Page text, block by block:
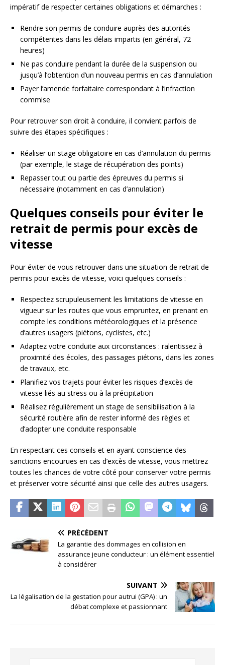
impératif de respecter certaines obligations et démarches :
Rendre son permis de conduire auprès des autorités
compétentes dans les délais impartis (en général, 72
heures)
Ne pas conduire pendant la durée de la suspension ou
jusqu’à l’obtention d’un nouveau permis en cas d’annulation
Payer l’amende forfaitaire correspondant à l’infraction
commise
Pour retrouver son droit à conduire, il convient parfois de
suivre des étapes spécifiques :
Réaliser un stage obligatoire en cas d’annulation du permis
(par exemple, le stage de récupération des points)
Repasser tout ou partie des épreuves du permis si
nécessaire (notamment en cas d’annulation)
Quelques conseils pour éviter le
retrait de permis pour excès de
vitesse
Pour éviter de vous retrouver dans une situation de retrait de
permis pour excès de vitesse, voici quelques conseils :
Respectez scrupuleusement les limitations de vitesse en
vigueur sur les routes que vous empruntez, en prenant en
compte les conditions météorologiques et la présence
d’autres usagers (piétons, cyclistes, etc.)
Adaptez votre conduite aux circonstances : ralentissez à
proximité des écoles, des passages piétons, dans les zones
de travaux, etc.
Planifiez vos trajets pour éviter les risques d’excès de
vitesse liés au stress ou à la précipitation
Réalisez régulièrement un stage de sensibilisation à la
sécurité routière afin de rester informé des règles et
d’adopter une conduite responsable
En respectant ces conseils et en ayant conscience des
sanctions encourues en cas d’excès de vitesse, vous mettrez
toutes les chances de votre côté pour conserver votre permis
et préserver votre sécurité ainsi que celle des autres usagers.
PRÉCÉDENT
La garantie des dommages en collision en
assurance jeune conducteur : un élément essentiel
à considérer
SUIVANT
La légalisation de la gestation pour autrui (GPA) : un
débat complexe et passionnant